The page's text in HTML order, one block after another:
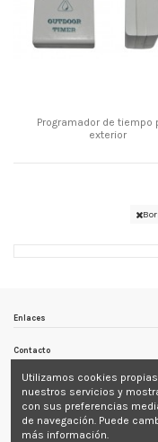
Programador de tiempo
exterior
Enlaces
Contacto
Follow us
Newsletter
Utilizamos cookies
nuestros servicios y
con sus preferencias
de navegación. Puede
más información.